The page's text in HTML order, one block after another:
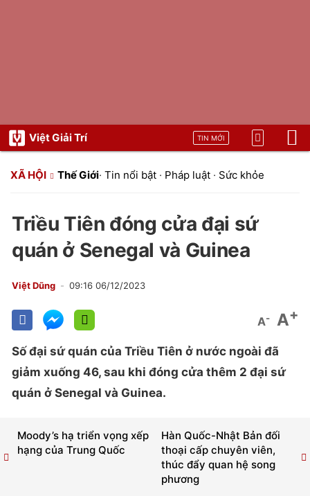
Việt Giải Trí TIN MỚI
XÃ HỘI Thế Giới· Tin nổi bật · Pháp luật · Sức khỏe
Triều Tiên đóng cửa đại sứ
quán ở Senegal và Guinea
Việt Dũng 09:16 06/12/2023
A- A+
Số đại sứ quán của Triều Tiên ở nước ngoài đã
giảm xuống 46, sau khi đóng cửa thêm 2 đại sứ
quán ở Senegal và Guinea.
Hàn Quốc-Nhật Bản đối
thoại cấp chuyên viên,
thúc đẩy quan hệ song
phương
Moody’s hạ triển vọng xếp
hạng của Trung Quốc